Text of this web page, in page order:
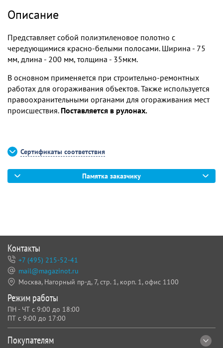
Описание
Представляет собой полиэтиленовое полотно с
чередующимися красно-белыми полосами. Ширина - 75
мм, длина - 200 мм, толщина - 35мкм.
В основном применяется при строительно-ремонтных
работах для огораживания объектов. Также используется
правоохранительными органами для огораживания мест
происшествия. Поставляется в рулонах.
Сертификаты соответствия
Памятка заказчику
Покупателям
Контакты
+7 (495) 215-52-41
mail@magazinot.ru
Москва, Нагорный пр-д, 7, стр. 1, корп. 1, офис 1100
Режим работы
ПН - ЧТ с 9:00 до 18:00
ПТ с 9:00 до 17:00